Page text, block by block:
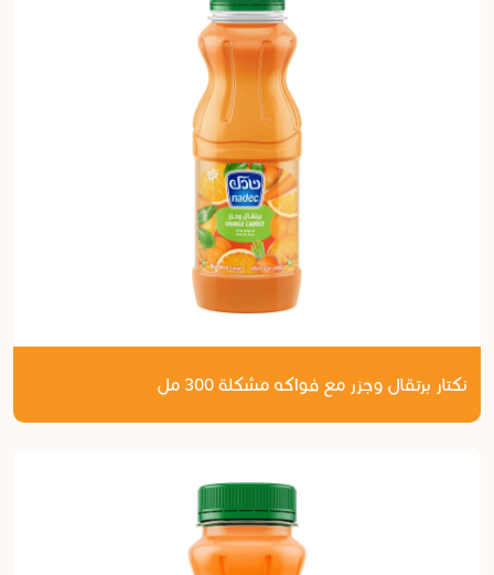
نكتار برتقال وجزر مع فواكه مشكلة 300 مل